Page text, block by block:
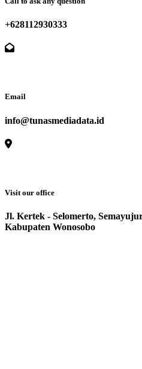
+628112930333
Email
info@tunasmediadata.id
Visit our office
Jl. Kertek - Selomerto,
Kabupaten Wonosobo